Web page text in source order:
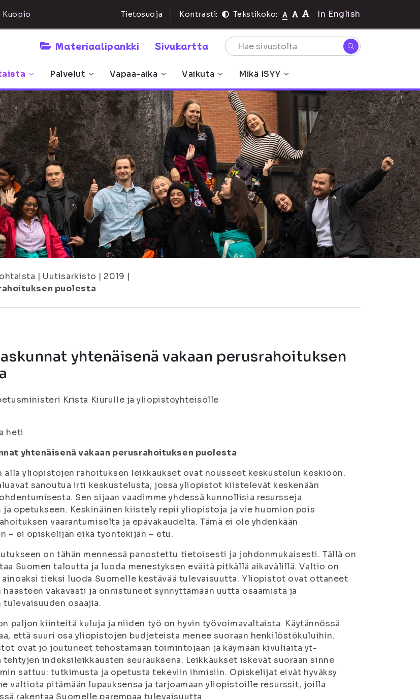
Kuopio Tietosuoja Kontrasti: Tekstikoko: In English
Materiaalipankki Sivukartta
Palvelut Vapaa-aika Vaikuta Mikä ISYY
| Uutisarkisto | 2019 |
puolesta
yhtenäisenä vakaan perusrahoituksen
Krista Kiurulle ja yliopistoyhteisölle
heti
yhtenäisenä vakaan perusrahoituksen puolesta
alla yliopistojen rahoituksen leikkaukset ovat nousseet keskustelun keskiöön.
sanoutua irti keskustelusta, jossa yliopistot kiistelevät keskenään
Sen sijaan vaadimme yhdessä kunnollisia resursseja
ja opetukseen. Keskinäinen kiistely repii yliopistoja ja vie huomion pois
vaarantumiselta ja epävakaudelta. Tämä ei ole yhdenkään
– ei opiskelijan eikä työntekijän – etu.
on tähän mennessä panostettu tietoisesti ja johdonmukaisesti. Tällä on
Suomen taloutta ja luoda menestyksen eväitä pitkällä aikavälillä. Valtio on
ainoaksi tieksi luoda Suomelle kestävää tulevaisuutta. Yliopistot ovat ottaneet
vakavasti ja onnistuneet synnyttämään uutta osaamista ja
tulevaisuuden osaajia.
paljon kiinteitä kuluja ja niiden työ on hyvin työvoimavaltaista. Käytännössä
että suuri osa yliopistojen budjeteista menee suoraan henkilöstökuluihin.
ovat jo joutuneet tehostamaan toimintojaan ja käymään kivuliaita yt-
indeksileikkausten seurauksena. Leikkaukset iskevät suoraan sinne
sattuu: tutkimusta ja opetusta tekeviin ihmisiin. Opiskelijat eivät hyväksy
valtiota pitämään lupauksensa ja tarjoamaan yliopistoille resurssit, joilla
rakentaa Suomelle parempaa tulevaisuutta.